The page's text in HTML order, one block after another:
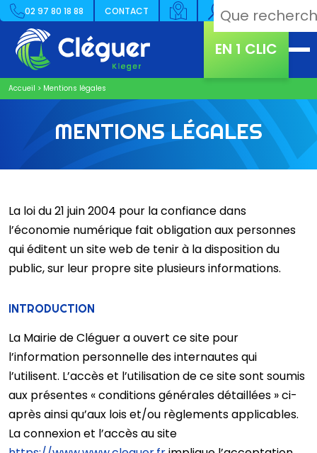
02 97 80 18 88 CONTACT
EN 1 CLIC
Accueil > Mentions légales
MENTIONS LÉGALES
La loi du 21 juin 2004 pour la confiance dans
l’économie numérique fait obligation aux personnes
qui éditent un site web de tenir à la disposition du
public, sur leur propre site plusieurs informations.
INTRODUCTION
La Mairie de Cléguer a ouvert ce site pour
l’information personnelle des internautes qui
l’utilisent. L’accès et l’utilisation de ce site sont soumis
aux présentes « conditions générales détaillées » ci-
après ainsi qu’aux lois et/ou règlements applicables.
La connexion et l’accès au site